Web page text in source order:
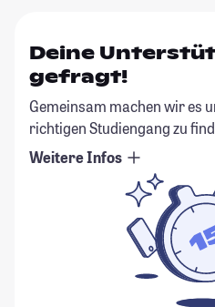
Deine
gefragt!
Gemeinsam machen wir es
richtigen Studiengang zu
Weitere Infos